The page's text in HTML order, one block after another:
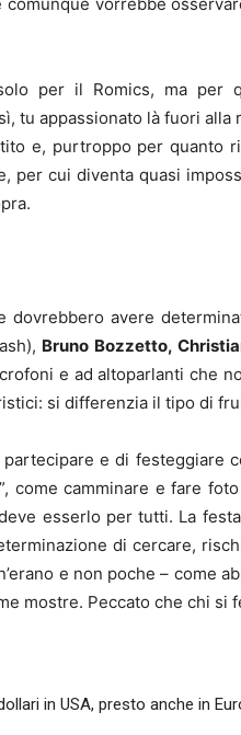
per il Romics, ma per
tu appassionato là fuori
e, purtroppo per quanto
per cui diventa quasi
dovrebbero avere
Bruno Bozzetto,
e ad altoparlanti che
si differenzia il tipo di
e di festeggiare
come camminare e fare
esserlo per tutti. La
di cercare,
e non poche – come
mostre. Peccato che chi si
in USA, presto anche in